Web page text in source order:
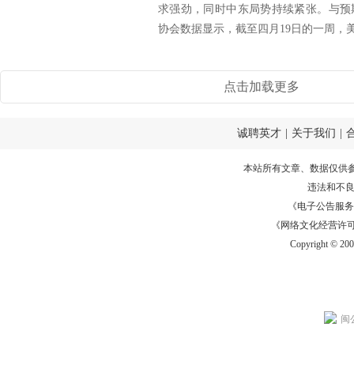
求强劲，同时中东局势持续紧张。与
协会数据显示，截至四月19日的一周，
点击加载更多
诚聘英才 关于我们
本站所有文章、数据仅供
违法和不
《电子公告服务
《网络文化经营许
Copyright ©
闽